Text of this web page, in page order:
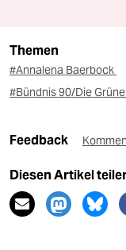
Themen
#Annalena Baerbock
#Bündnis 90/Die
Feedback
Diesen Artikel